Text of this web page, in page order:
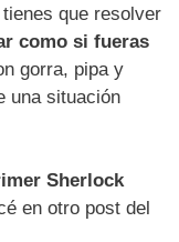
que resolver
como si fueras
gorra, pipa y
una situación
Sherlock
en otro post del